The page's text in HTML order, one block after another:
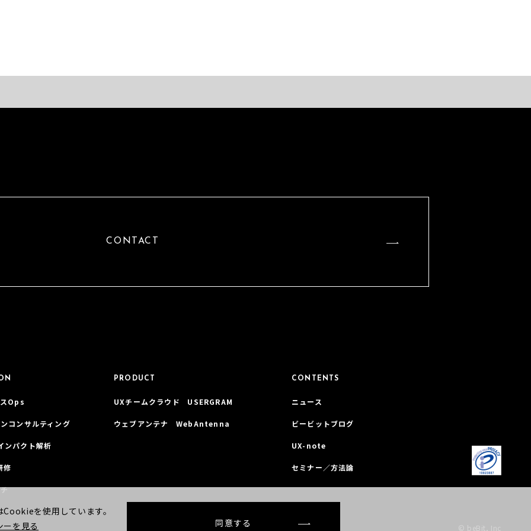
CONTACT
Ops
コンサルティング
ンパクト解析
修
PRODUCT
UXチームクラウド USERGRAM
ウェブアンテナ WebAntenna
CONTENTS
ニュース
ビービットブログ
UX-note
セミナー／方法論
© beBit, Inc
を使用しています。
ーを見る
同意する